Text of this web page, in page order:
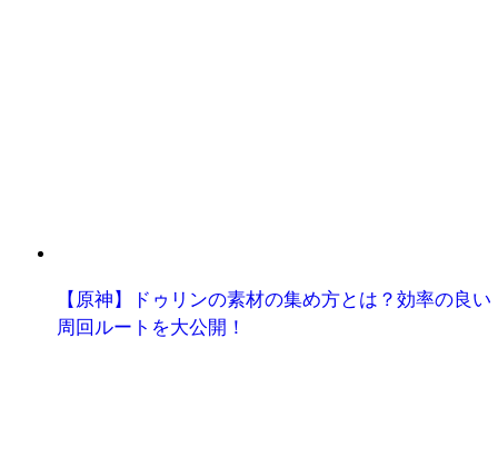
【原神】ドゥリンの素材の集め方とは？効率の良い
周回ルートを大公開！